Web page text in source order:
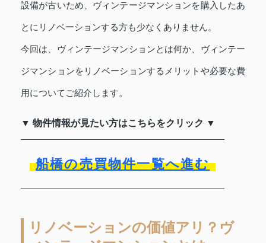
設備が古いため、ヴィンテージマンションを購入したあ
とにリノベーションする方も少なくありません。
今回は、ヴィンテージマンションとは何か、ヴィンテー
ジマンションをリノベーションするメリットや必要な費
用についてご紹介します。
▼ 物件情報が見たい方はこちらをクリック ▼
船橋の売買物件一覧へ進む
リノベーションの価値アリ？ヴ